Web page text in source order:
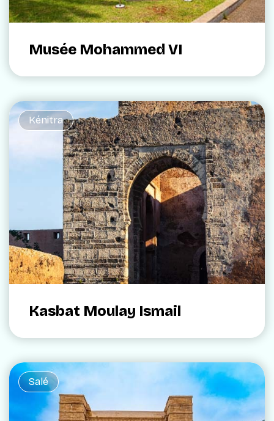
Musée Mohammed VI
Kénitra
Kasbat Moulay Ismail
Salé